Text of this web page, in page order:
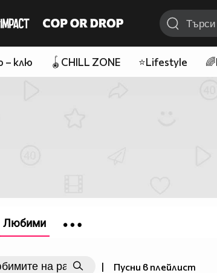
– клю 🪀CHILL ZONE ⭐Lifestyle
| Пусни в плейлист
Любими